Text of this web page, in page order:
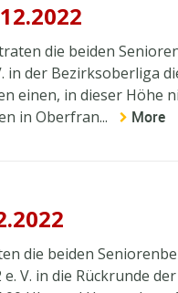
die beiden
in der Bezirksoberliga
einen, in dieser Höhe
in Oberfran...
More
die beiden
V. in die Rückrunde